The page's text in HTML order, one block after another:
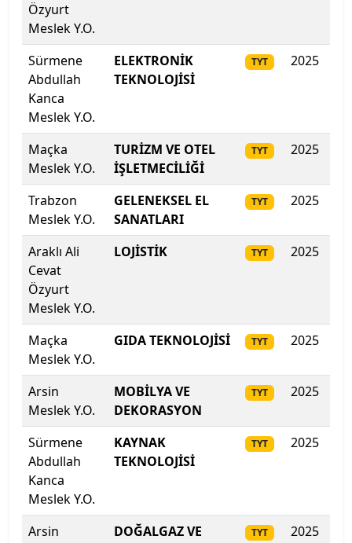
Nevşehir Hacı Bektaş Veli Üniversitesi
Niğde Ömer Halisdemir Üniversitesi
Nuh Naci Yazgan Üniversitesi
ODTÜ Kuzey Kıbrıs Kampusu
Ondokuz Mayıs Üniversitesi
Ordu Üniversitesi
Orta Doğu Teknik Üniversitesi
Osmaniye Korkut Ata Üniversitesi
Ostim Teknik Üniversitesi
Özyeğin Üniversitesi
Pamukkale Üniversitesi
Piri Reis Üniversitesi
Rauf Denktaş Üniversitesi
Recep Tayyip Erdoğan Üniversitesi
Özyurt
Meslek Y.O.
Sürmene
Abdullah
Kanca
Meslek Y.O.
ELEKTRONİK
TEKNOLOJİSİ
TYT 2025
Maçka
Meslek Y.O.
TURİZM VE OTEL
İŞLETMECİLİĞİ
TYT 2025
Trabzon
Meslek Y.O.
GELENEKSEL EL
SANATLARI
TYT 2025
Araklı Ali
Cevat
Özyurt
Meslek Y.O.
LOJİSTİK TYT 2025
Maçka
Meslek Y.O.
GIDA TEKNOLOJİSİ TYT 2025
Arsin
Meslek Y.O.
MOBİLYA VE
DEKORASYON
TYT 2025
Sürmene
Abdullah
Kanca
Meslek Y.O.
KAYNAK
TEKNOLOJİSİ
TYT 2025
Arsin
DOĞALGAZ VE
TYT 2025